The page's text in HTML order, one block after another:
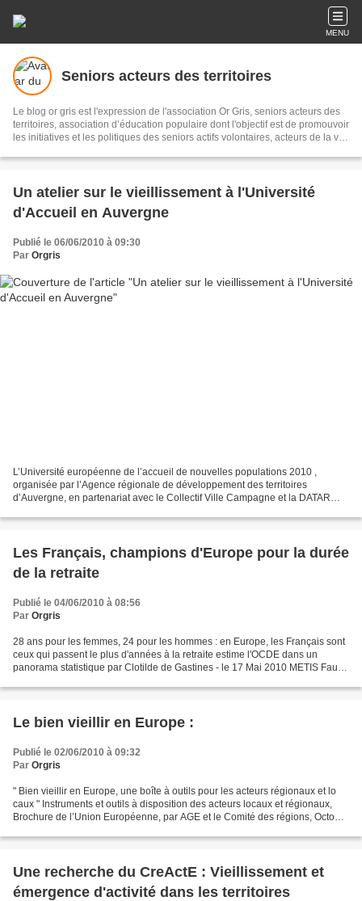
MENU
Seniors acteurs des territoires
Le blog or gris est l'expression de l'association Or Gris, seniors acteurs des
territoires, association d’éducation populaire dont l'objectif est de promouvoir
les initiatives et les politiques des seniors actifs volontaires, acteurs de la vie
territoires. Il s'agit de recueillir et diffuser initiatives et informations sur le
Un atelier sur le vieillissement à l'Université
d'Accueil en Auvergne
Publié le 06/06/2010 à 09:30
Par Orgris
L’Université européenne de l’accueil de nouvelles populations 2010 ,
organisée par l’Agence régionale de développement des territoires
d’Auvergne, en partenariat avec le Collectif Ville Campagne et la DATAR
Les Français, champions d'Europe pour la durée
de la retraite
Publié le 04/06/2010 à 08:56
Par Orgris
28 ans pour les femmes, 24 pour les hommes : en Europe, les Français sont
ceux qui passent le plus d'années à la retraite estime l'OCDE dans un
panorama statistique par Clotilde de Gastines - le 17 Mai 2010 METIS Faut-il
Le bien vieillir en Europe :
Publié le 02/06/2010 à 09:32
Par Orgris
" Bien vieillir en Europe, une boîte à outils pour les acteurs régionaux et lo
caux " Instruments et outils à disposition des acteurs locaux et régionaux,
Brochure de l’Union Européenne, par AGE et le Comité des régions, Octobre
Une recherche du CreActE : Vieillissement et
émergence d'activité dans les territoires